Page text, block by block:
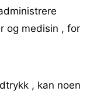
og medisin , for
, kan noen